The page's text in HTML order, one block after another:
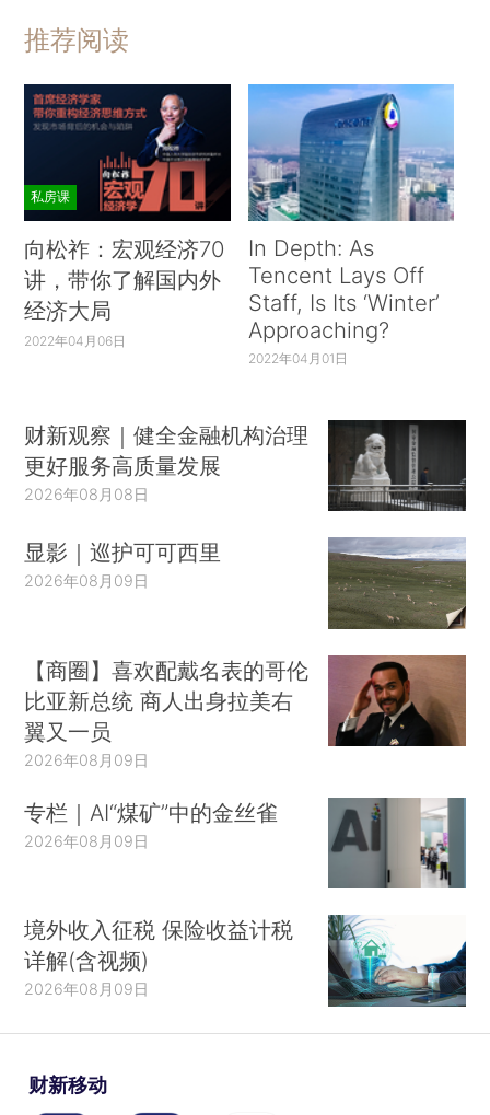
推荐阅读
私房课
向松祚：宏观经济70
讲，带你了解国内外
经济大局
2022年04月06日
In Depth: As
Tencent Lays Off
Staff, Is Its ‘Winter’
Approaching?
2022年04月01日
财新观察｜健全金融机构治理
更好服务高质量发展
2026年08月08日
显影｜巡护可可西里
2026年08月09日
【商圈】喜欢配戴名表的哥伦
比亚新总统 商人出身拉美右
翼又一员
2026年08月09日
专栏｜AI“煤矿”中的金丝雀
2026年08月09日
境外收入征税 保险收益计税
详解(含视频)
2026年08月09日
财新移动